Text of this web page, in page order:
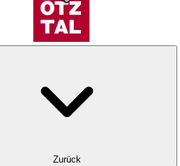
Zurück